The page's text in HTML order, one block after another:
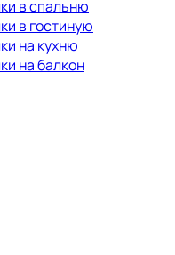
в спальню
в гостиную
на кухню
на балкон